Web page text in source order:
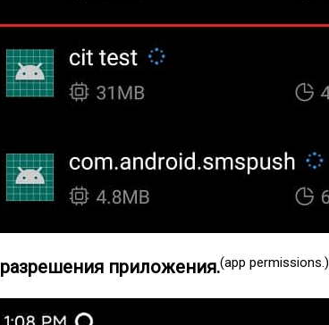
разрешения приложения.(app permissions.)